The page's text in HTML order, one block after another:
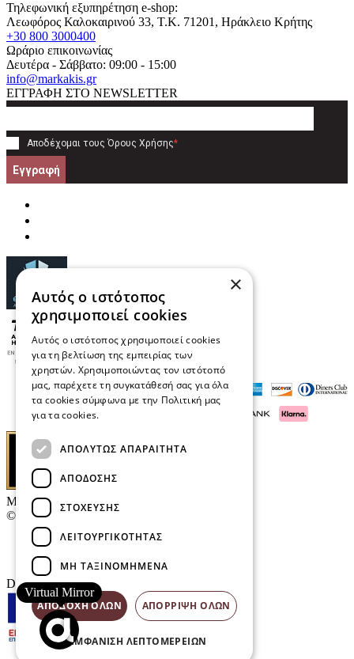
Τηλεφωνική εξυπηρέτηση e-shop:
Λεωφόρος Καλοκαιρινού 33, T.K. 71201, Ηράκλειο Κρήτης
+30 800 3000400
Ωράριο επικοινωνίας
Δευτέρα - Σάββατο: 09:00 - 15:00
info@markakis.gr
ΕΓΓΡΑΦΗ ΣΤΟ NEWSLETTER
Αποδέχομαι τους Όρους Χρήσης*
Εγγραφή
Μαρκάκης Οπτικά
© 2026
Επικοινωνία
E-Volution Awards
Designed & developed by
Virtual Mirror
×
Αυτός ο ιστότοπος
χρησιμοποιεί cookies
Αυτός ο ιστότοπος χρησιμοποιεί cookies
για τη βελτίωση της εμπειρίας των
χρηστών. Χρησιμοποιώντας τον ιστότοπό
μας, παρέχετε τη συγκατάθεσή σας για όλα
τα cookies σύμφωνα με την Πολιτική μας
για τα cookies.
ΑΠΟΛΎΤΩΣ ΑΠΑΡΑΊΤΗΤΑ
ΑΠΌΔΟΣΗΣ
ΣΤΌΧΕΥΣΗΣ
ΛΕΙΤΟΥΡΓΙΚΌΤΗΤΑΣ
ΜΗ ΤΑΞΙΝΟΜΗΜΈΝΑ
ΑΠΟΔΟΧΉ ΌΛΩΝ ΑΠΌΡΡΙΨΗ ΌΛΩΝ
ΕΜΦΆΝΙΣΗ ΛΕΠΤΟΜΕΡΕΙΏΝ